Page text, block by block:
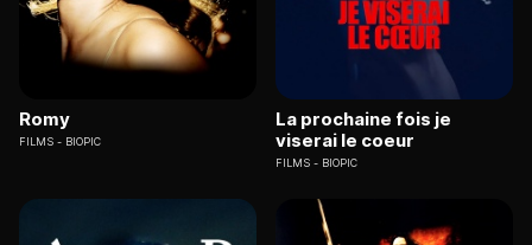
Romy
FILMS BIOPIC
La prochaine fois je
viserai le coeur
FILMS BIOPIC